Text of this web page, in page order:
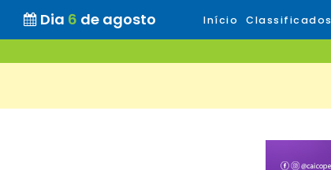
Dia 6 de agosto Início Classificados